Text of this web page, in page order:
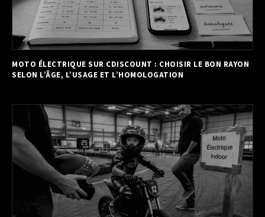
MOTO ÉLECTRIQUE SUR CDISCOUNT : CHOISIR LE BON RAYON
SELON L’ÂGE, L’USAGE ET L’HOMOLOGATION